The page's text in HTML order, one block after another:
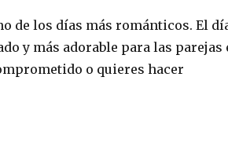
de los días más románticos. El
y más adorable para las parejas
o quieres hacer